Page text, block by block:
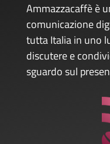
Ammazzacaffè è
comunicazione
tutta Italia in uno
discutere e
sguardo sul